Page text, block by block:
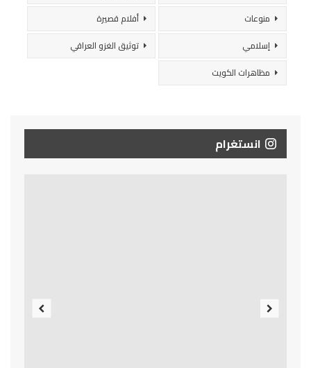
منوعات
أفلام قصيرة
إسلامي
توثيق الغزو العراقي
مظاهرات الكويت
انستغرام